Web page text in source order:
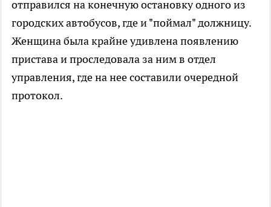
отправился на конечную остановку одного из
городских автобусов, где и "поймал" должницу.
Женщина была крайне удивлена появлению
пристава и проследовала за ним в отдел
управления, где на нее составили очередной
протокол.